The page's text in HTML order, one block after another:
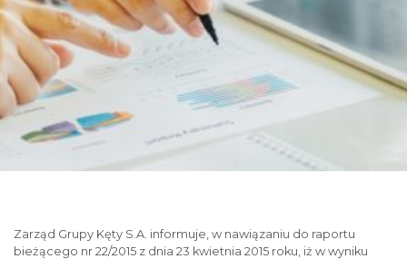
Zarząd Grupy Kęty S.A. informuje, w nawiązaniu do raportu
bieżącego nr 22/2015 z dnia 23 kwietnia 2015 roku, iż w wyniku